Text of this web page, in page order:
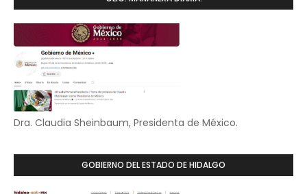
Dra. Claudia Sheinbaum, Presidenta de México.
GOBIERNO DEL ESTADO DE HIDALGO